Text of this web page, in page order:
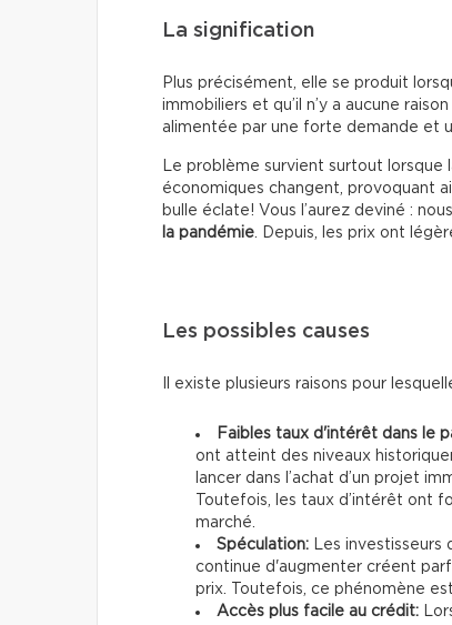
La signification
Plus précisément, elle se produit
immobiliers et qu’il n’y a aucune
alimentée par une forte demande et
Le problème survient surtout
économiques changent, provoquant
bulle éclate! Vous l’aurez deviné :
la pandémie. Depuis, les prix ont
Les possibles causes
Il existe plusieurs raisons pour
Faibles taux d'intérêt dans le
ont atteint des niveaux
lancer dans l’achat d’un projet
Toutefois, les taux d’intérêt ont
marché.
Spéculation: Les investisseurs
continue d'augmenter créent
prix. Toutefois, ce phénomène
Accès plus facile au crédit: